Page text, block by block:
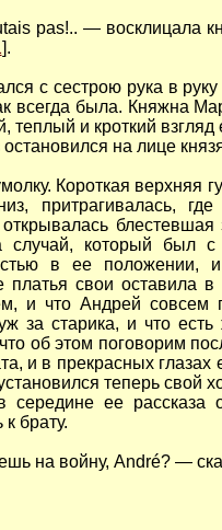
pas!.. — восклицала
].
с сестрою рука в
всегда была. Княжна
теплый и кроткий взгляд
на лице
Короткая верхняя
притрагивалась,
случай, который был
в ее положении,
свои оставила в
и что Андрей совсем
за старика, и что
об этом поговорим
и в прекрасных глазах
теперь свой
середине ее рассказа
брату.
на войну, André? —